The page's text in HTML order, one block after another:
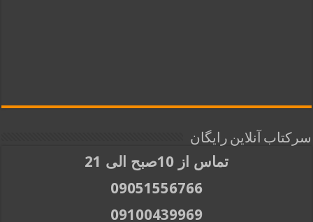
سرکتاب آنلاین رایگان
تماس از 10صبح الی 21
09051556766
09100439969